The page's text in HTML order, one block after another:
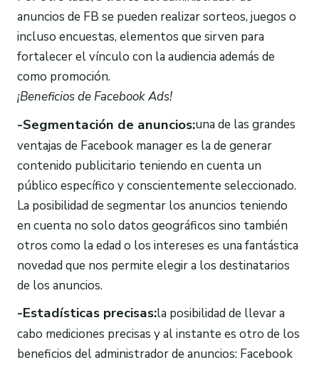
anuncios de FB se pueden realizar sorteos, juegos o
incluso encuestas, elementos que sirven para
fortalecer el vínculo con la audiencia además de
como promoción.
¡Beneficios de Facebook Ads!
-Segmentación de anuncios:una de las grandes
ventajas de Facebook manager es la de generar
contenido publicitario teniendo en cuenta un
público específico y conscientemente seleccionado.
La posibilidad de segmentar los anuncios teniendo
en cuenta no solo datos geográficos sino también
otros como la edad o los intereses es una fantástica
novedad que nos permite elegir a los destinatarios
de los anuncios.
-Estadísticas precisas:la posibilidad de llevar a
cabo mediciones precisas y al instante es otro de los
beneficios del administrador de anuncios: Facebook